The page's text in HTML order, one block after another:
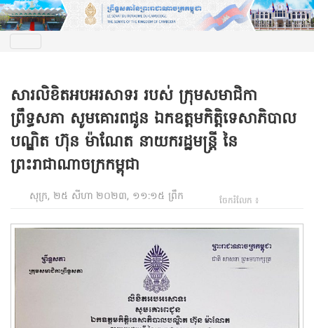
សារលិខិតអបអរសាទរ របស់ ក្រុមសមាជិកា
ព្រឹទ្ធសភា សូមគោរពជូន ឯកឧត្តមកិត្តិទេសាភិបាល
បណ្ឌិត ហ៊ុន ម៉ាណែត នាយករដ្ឋមន្ត្រី នៃ
ព្រះរាជាណាចក្រកម្ពុជា
សុក្រ, ២៥ សីហា ២០២៣, ១១:១៥ ព្រឹក ចែករំលែក ៖